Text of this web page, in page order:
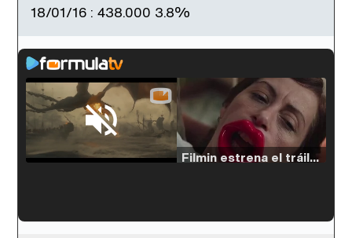
18/01/16 : 438.000 3.8%
Loaded
Filmin estrena el tráiler de 'Millennial Mal', su nueva comedia universitaria de la mano de Lorena Iglesias